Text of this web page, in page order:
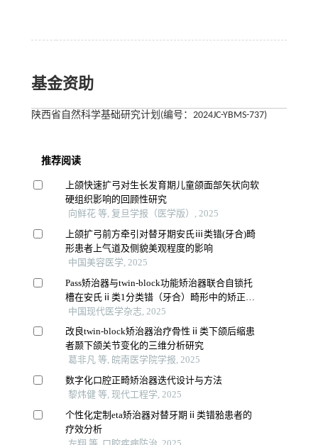
基金资助
陕西省自然科学基础研究计划(编号：2024JC-YBMS-737)